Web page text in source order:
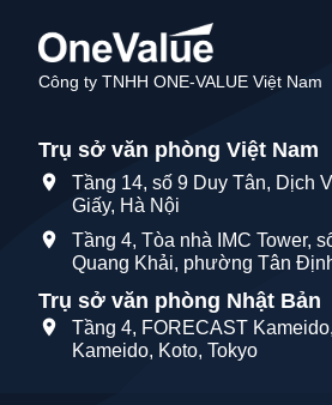
Công ty TNHH ONE-VALUE Việt Nam
Trụ sở văn phòng Việt Nam
Tầng 14, số 9 Duy Tân, Dịch
Giấy, Hà Nội
Tầng 4, Tòa nhà IMC Tower,
Quang Khải, phường Tân
Trụ sở văn phòng Nhật Bản
Tầng 4, FORECAST
Kameido, Koto, Tokyo